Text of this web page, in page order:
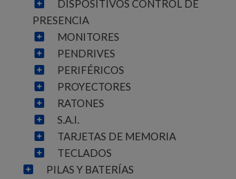
DISPOSITIVOS CONTROL DE
PRESENCIA
MONITORES
PENDRIVES
PERIFÉRICOS
PROYECTORES
RATONES
S.A.I.
TARJETAS DE MEMORIA
TECLADOS
PILAS Y BATERÍAS